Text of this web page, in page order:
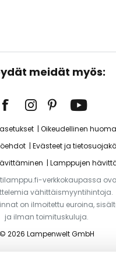
meidät myös:
Oikeudellinen
Evästeet ja
Lamppujen
verkkokaupassa
vähittäismyyntihintoja.
on ilmoitettu euroina,
ja ilman toimituskuluja.
© 2026 Lampenwelt GmbH